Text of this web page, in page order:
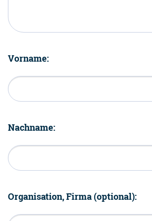
Vorname:
Nachname:
Organisation, Firma (optional):